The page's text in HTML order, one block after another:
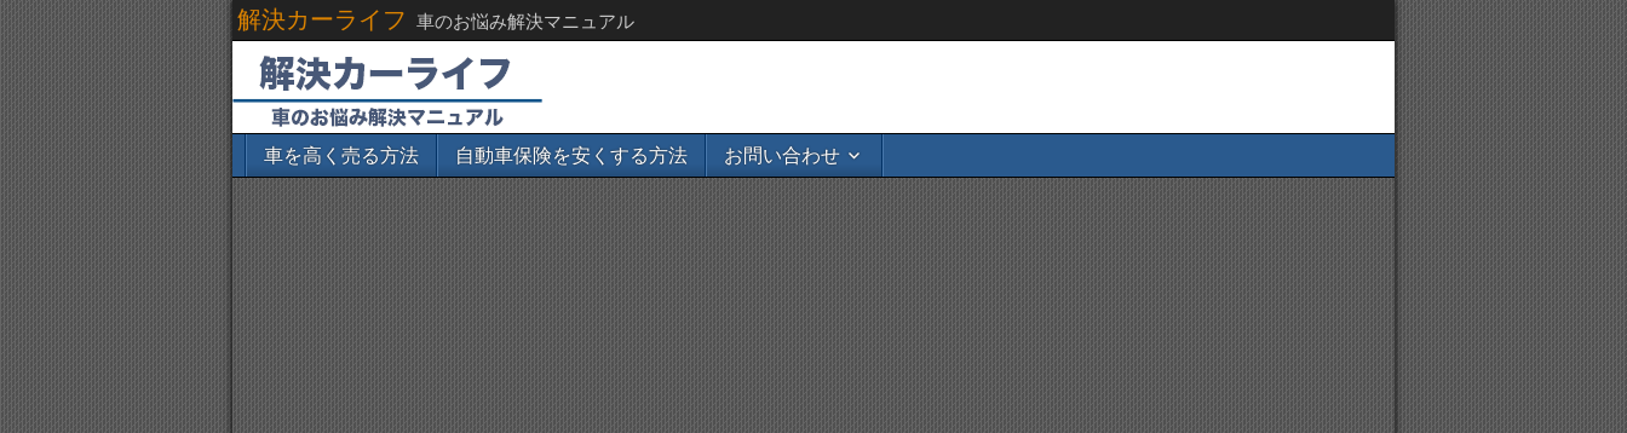
解決カーライフ 車のお悩み解決マニュアル
車を高く売る方法 自動車保険を安くする方法 お問い合わせ